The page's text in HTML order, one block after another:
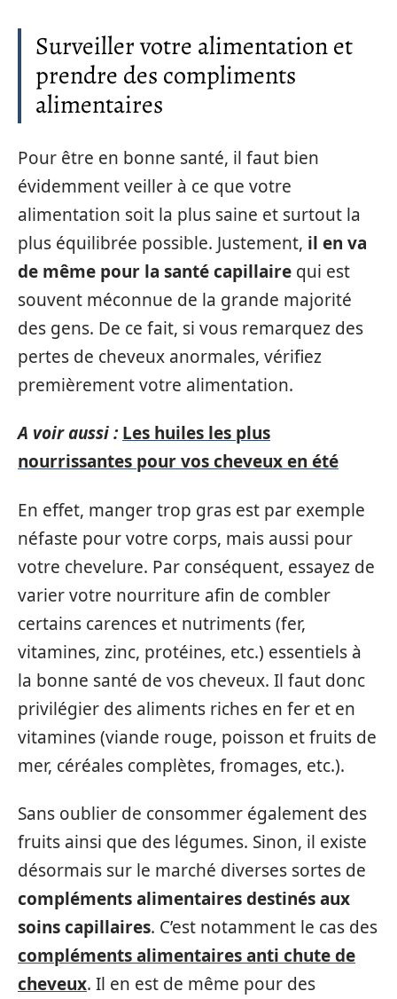
Surveiller votre alimentation et
prendre des compliments
alimentaires
Pour être en bonne santé, il faut bien
évidemment veiller à ce que votre
alimentation soit la plus saine et surtout la
plus équilibrée possible. Justement, il en va
de même pour la santé capillaire qui est
souvent méconnue de la grande majorité
des gens. De ce fait, si vous remarquez des
pertes de cheveux anormales, vérifiez
premièrement votre alimentation.
A voir aussi : Les huiles les plus
nourrissantes pour vos cheveux en été
En effet, manger trop gras est par exemple
néfaste pour votre corps, mais aussi pour
votre chevelure. Par conséquent, essayez de
varier votre nourriture afin de combler
certains carences et nutriments (fer,
vitamines, zinc, protéines, etc.) essentiels à
la bonne santé de vos cheveux. Il faut donc
privilégier des aliments riches en fer et en
vitamines (viande rouge, poisson et fruits de
mer, céréales complètes, fromages, etc.).
Sans oublier de consommer également des
fruits ainsi que des légumes. Sinon, il existe
désormais sur le marché diverses sortes de
compléments alimentaires destinés aux
soins capillaires. C’est notamment le cas des
compléments alimentaires anti chute de
cheveux. Il en est de même pour des